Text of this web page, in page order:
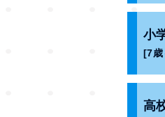
小
[7歳
高